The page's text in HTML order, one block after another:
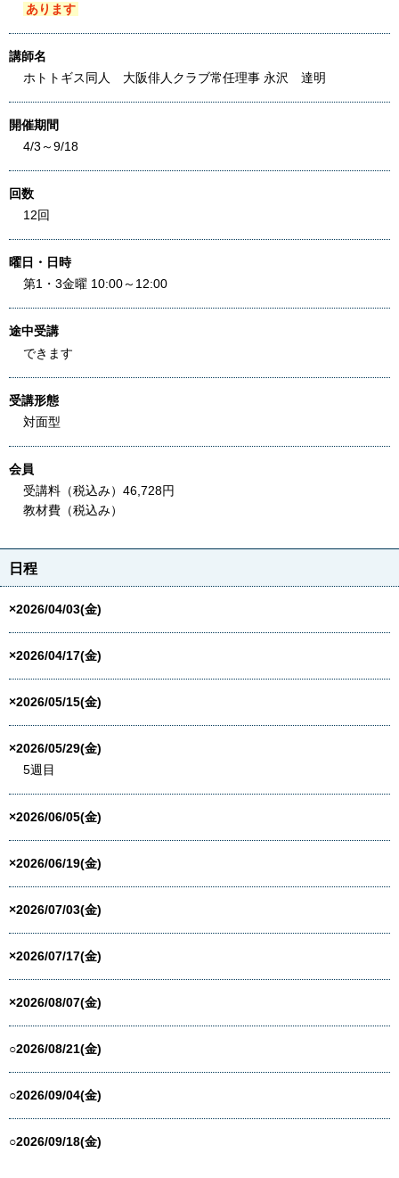
あります
講師名
ホトトギス同人 大阪俳人クラブ常任理事 永沢 達明
開催期間
4/3～9/18
回数
12回
曜日・日時
第1・3金曜 10:00～12:00
途中受講
できます
受講形態
対面型
会員
受講料（税込み）46,728円
教材費（税込み）
日程
×2026/04/03(金)
×2026/04/17(金)
×2026/05/15(金)
×2026/05/29(金)
5週目
×2026/06/05(金)
×2026/06/19(金)
×2026/07/03(金)
×2026/07/17(金)
×2026/08/07(金)
○2026/08/21(金)
○2026/09/04(金)
○2026/09/18(金)